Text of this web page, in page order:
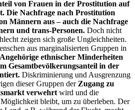
von Frauen in der Prostitution auf
Die Nachfrage nach Prostitution
Männern aus – auch die Nachfrage
und trans-Personen. Doch nicht
zeigen sich große Ungleichheiten.
aus marginalisierten Gruppen in
Angehörige ethnischer Minderheiten
Gesamtbevölkerungsanteil in der
Diskriminierung und Ausgrenzung
dieser Gruppen der Zugang zu
verwehrt wird und die
bleibt, um zu überleben. Der